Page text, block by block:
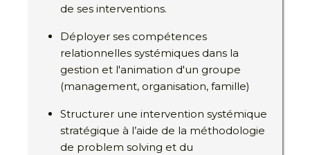
de ses interventions.
Déployer ses compétences
relationnelles systémiques dans la
gestion et l'animation d'un groupe
(management, organisation, famille)
Structurer une intervention systémique
stratégique à l’aide de la méthodologie
de problem solving et du